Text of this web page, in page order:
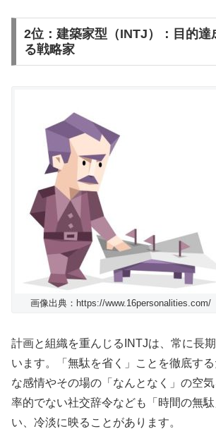
2位：建築家型（INTJ）：目的達
る戦略家
画像出典：https://www.16personalities.com/
計画と組織を重んじるINTJは、常に長
います。「無駄を省く」ことを徹底す
な感情やその場の「なんとなく」の空
率的でない社交辞令なども「時間の無
い、冷淡に映ることがあります。